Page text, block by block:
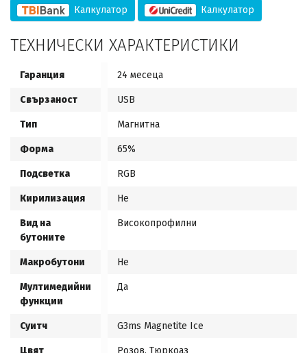
Калкулатор Калкулатор
ТЕХНИЧЕСКИ ХАРАКТЕРИСТИКИ
Гаранция 24 месеца
Свързаност USB
Тип Магнитна
Форма 65%
Подсветка RGB
Кирилизация Не
Вид на
бутоните
Високопрофилни
Макробутони Не
Мултимедийни
функции
Да
Суитч G3ms Magnetite Ice